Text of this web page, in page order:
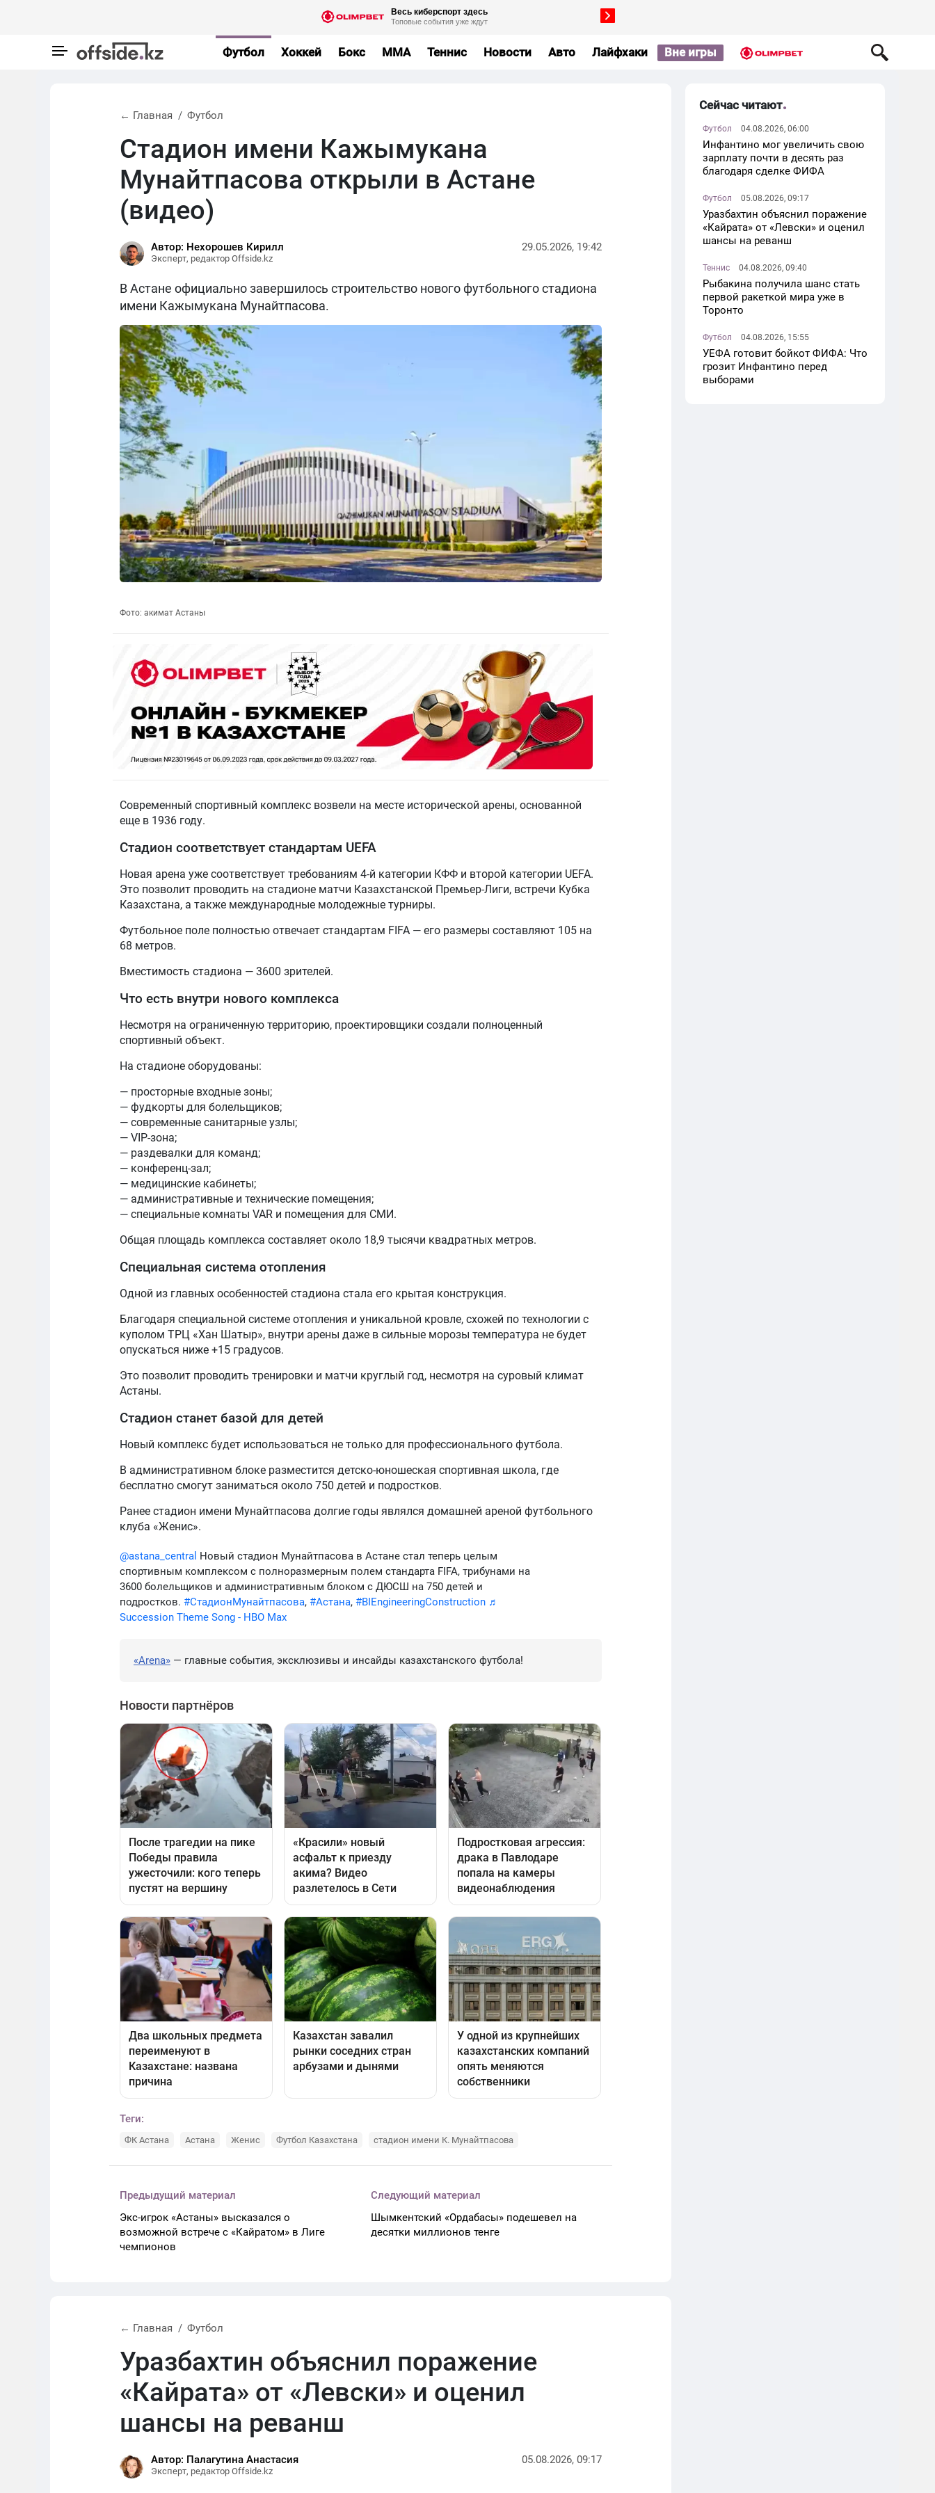
Футбол Хоккей Бокс MMA Теннис Новости Авто Лайфхаки Вне игры
← Главная Футбол
Стадион имени Кажымукана
Мунайтпасова открыли в Астане
(видео)
Автор: Нехорошев Кирилл
Эксперт, редактор Offside.kz
29.05.2026, 19:42
В Астане официально завершилось строительство нового футбольного стадиона
имени Кажымукана Мунайтпасова.
Фото: акимат Астаны
Современный спортивный комплекс возвели на месте исторической арены, основанной
еще в 1936 году.
Стадион соответствует стандартам UEFA
Новая арена уже соответствует требованиям 4-й категории КФФ и второй категории UEFA.
Это позволит проводить на стадионе матчи Казахстанской Премьер-Лиги, встречи Кубка
Казахстана, а также международные молодежные турниры.
Футбольное поле полностью отвечает стандартам FIFA — его размеры составляют 105 на
68 метров.
Вместимость стадиона — 3600 зрителей.
Что есть внутри нового комплекса
Несмотря на ограниченную территорию, проектировщики создали полноценный
спортивный объект.
На стадионе оборудованы:
— просторные входные зоны;
— фудкорты для болельщиков;
— современные санитарные узлы;
— VIP-зона;
— раздевалки для команд;
— конференц-зал;
— медицинские кабинеты;
— административные и технические помещения;
— специальные комнаты VAR и помещения для СМИ.
Общая площадь комплекса составляет около 18,9 тысячи квадратных метров.
Специальная система отопления
Одной из главных особенностей стадиона стала его крытая конструкция.
Благодаря специальной системе отопления и уникальной кровле, схожей по технологии с
куполом ТРЦ «Хан Шатыр», внутри арены даже в сильные морозы температура не будет
опускаться ниже +15 градусов.
Это позволит проводить тренировки и матчи круглый год, несмотря на суровый климат
Астаны.
Стадион станет базой для детей
Новый комплекс будет использоваться не только для профессионального футбола.
В административном блоке разместится детско-юношеская спортивная школа, где
бесплатно смогут заниматься около 750 детей и подростков.
Ранее стадион имени Мунайтпасова долгие годы являлся домашней ареной футбольного
клуба «Женис».
@astana_central Новый стадион Мунайтпасова в Астане стал теперь целым
спортивным комплексом с полноразмерным полем стандарта FIFA, трибунами на
3600 болельщиков и административным блоком с ДЮСШ на 750 детей и
подростков. #СтадионМунайтпасова, #Астана, #BIEngineeringConstruction ♬
Succession Theme Song - HBO Max
«Arena» — главные события, эксклюзивы и инсайды казахстанского футбола!
Теги:
ФК Астана Астана Женис Футбол Казахстана стадион имени К. Мунайтпасова
Предыдущий материал
Экс-игрок «Астаны» высказался о
возможной встрече с «Кайратом» в Лиге
чемпионов
Следующий материал
Шымкентский «Ордабасы» подешевел на
десятки миллионов тенге
← Главная Футбол
Уразбахтин объяснил поражение
«Кайрата» от «Левски» и оценил
шансы на реванш
Автор: Палагутина Анастасия
Эксперт, редактор Offside.kz
05.08.2026, 09:17
Сейчас читают
Футбол 04.08.2026, 06:00
Инфантино мог увеличить свою
зарплату почти в десять раз
благодаря сделке ФИФА
Футбол 05.08.2026, 09:17
Уразбахтин объяснил поражение
«Кайрата» от «Левски» и оценил
шансы на реванш
Теннис 04.08.2026, 09:40
Рыбакина получила шанс стать
первой ракеткой мира уже в
Торонто
Футбол 04.08.2026, 15:55
УЕФА готовит бойкот ФИФА: Что
грозит Инфантино перед
выборами